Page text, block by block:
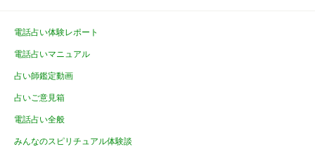
電話占い体験レポート
電話占いマニュアル
占い師鑑定動画
占いご意見箱
電話占い全般
みんなのスピリチュアル体験談